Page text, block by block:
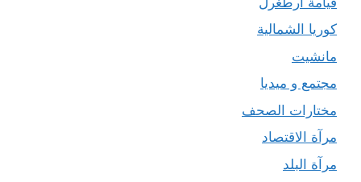
كوريا الشمالية
مانشيت
مجتمع و ميديا
مختارات الصحف
مرآة الاقتصاد
مرآة البلد